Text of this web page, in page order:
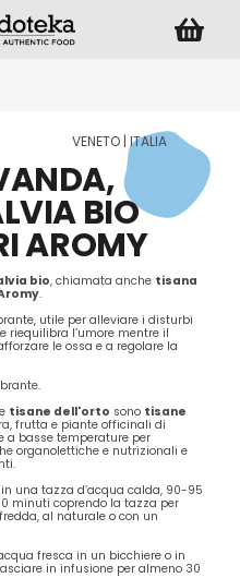
VENETO | ITALIA
BIO
AROMY
bio, chiamata anche tisana
.
utile per alleviare i disturbi
riequilibra l’umore mentre il
le ossa e a regolare la
tisane dell'orto sono tisane
frutta e piante officinali di
a basse temperature per
organolettiche e nutrizionali e
una tazza d’acqua calda, 90-95
minuti coprendo la tazza per
al naturale o con un
fresca in un bicchiere o in
in infusione per almeno 30